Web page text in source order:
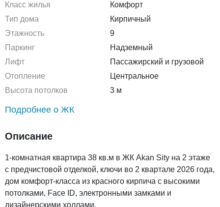
Класс жилья
Комфорт
Тип дома
Кирпичный
Этажность
9
Паркинг
Надземный
Лифт
Пассажирский и грузовой
Отопление
Центральное
Высота потолков
3 м
Подробнее о ЖК
Описание
1-комнатная квартира 38 кв.м в ЖК Akan Sity на 2 этаже
с предчистовой отделкой, ключи во 2 квартале 2026 года,
дом комфорт-класса из красного кирпича с высокими
потолками, Face ID, электронными замками и
дизайнерскими холлами.